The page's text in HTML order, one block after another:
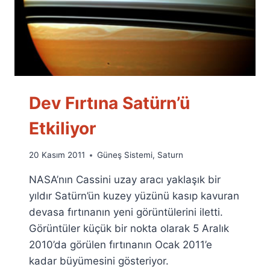
Dev Fırtına Satürn’ü
Etkiliyor
By
Fuat
Özyar
20 Kasım 2011 Güneş Sistemi, Saturn
NASA’nın Cassini uzay aracı yaklaşık bir
yıldır Satürn’ün kuzey yüzünü kasıp kavuran
devasa fırtınanın yeni görüntülerini iletti.
Görüntüler küçük bir nokta olarak 5 Aralık
2010’da görülen fırtınanın Ocak 2011’e
kadar büyümesini gösteriyor.